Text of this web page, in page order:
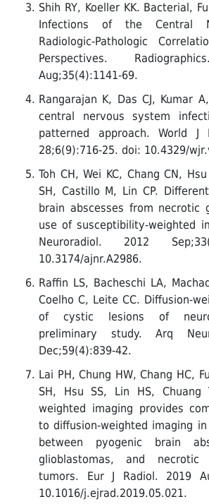
Shih RY, Koeller KK. Bacterial,
Infections of the Central
Radiologic-Pathologic
Perspectives.
Aug;35(4):1141-69.
Rangarajan K, Das CJ, Kumar
central nervous system
patterned approach. World J
28;6(9):716-25. doi: 10.4329/
Toh CH, Wei KC, Chang CN,
SH, Castillo M, Lin CP.
brain abscesses from necrotic
use of susceptibility-weighted
Neuroradiol. 2012
10.3174/ajnr.A2986.
Raffin LS, Bacheschi LA,
Coelho C, Leite CC. Diffusion-
of cystic lesions of
preliminary study. Arq
Dec;59(4):839-42.
Lai PH, Chung HW, Chang HC,
SH, Hsu SS, Lin HS, Chuang
weighted imaging provides
to diffusion-weighted imaging
between pyogenic brain
glioblastomas, and necrotic
tumors. Eur J Radiol. 2019
10.1016/j.ejrad.2019.05.021.